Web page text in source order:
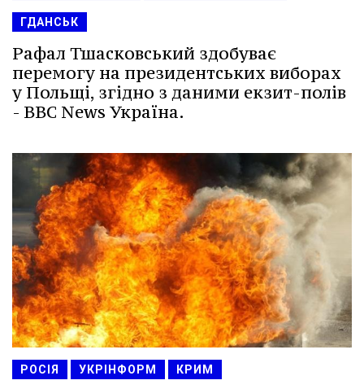
ГДАНСЬК
Рафал Тшасковський здобуває
перемогу на президентських виборах
у Польщі, згідно з даними екзит-полів
- BBC News Україна.
РОСІЯ УКРІНФОРМ КРИМ